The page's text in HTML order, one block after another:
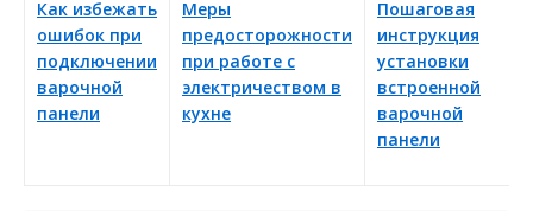
Как избежать
ошибок при
подключении
варочной
панели
Меры
предосторожности
при работе с
электричеством в
кухне
Пошаговая
инструкция
установки
встроенной
варочной
панели